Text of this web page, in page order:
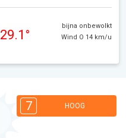
29.1°
bijna onbewolkt
Wind O 14 km/u
7 HOOG